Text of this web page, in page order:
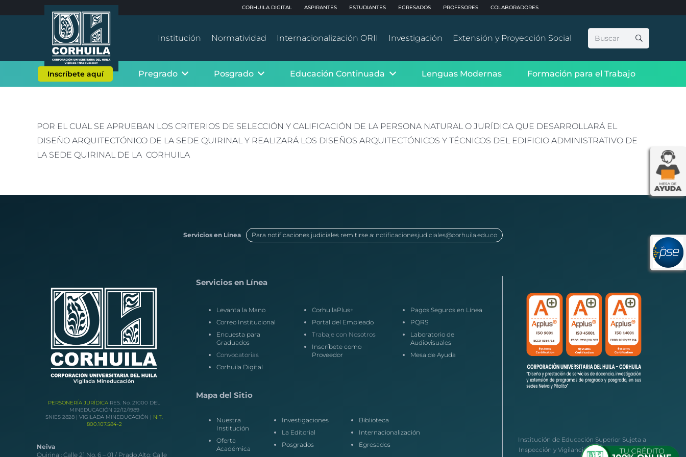
CORHUILA DIGITAL ASPIRANTES ESTUDIANTES EGRESADOS PROFESORES COLABORADORES
Institución Normatividad Internacionalización ORII Investigación Extensión y Proyección Social Buscar:
Inscríbete aquí Pregrado Posgrado Educación Continuada Lenguas Modernas Formación para el Trabajo
POR EL CUAL SE APRUEBAN LOS CRITERIOS DE SELECCIÓN Y CALIFICACIÓN DE LA PERSONA NATURAL O JURÍDICA QUE DESARROLLARÁ EL
DISEÑO ARQUITECTÓNICO DE LA SEDE QUIRINAL Y REALIZARÁ LOS DISEÑOS ARQUITECTÓNICOS Y TÉCNICOS DEL EDIFICIO ADMINISTRATIVO DE
LA SEDE QUIRINAL DE LA CORHUILA
Servicios en Línea Para notificaciones judiciales remitirse a: notificacionesjudiciales@corhuila.edu.co
PERSONERÍA JURÍDICA RES. No. 21000 DEL
MINEDUCACIÓN 22/12/1989
SNIES 2828 | VIGILADA MINEDUCACIÓN | NIT.
800.107.584-2
Neiva
Quirinal: Calle 21 No. 6 – 01 / Prado Alto: Calle
Servicios en Línea
Levanta la Mano
Correo Institucional
Encuesta para
Graduados
Convocatorias
Corhuila Digital
CorhuilaPlus+
Portal del Empleado
Trabaje con Nosotros
Inscríbete como
Proveedor
Pagos Seguros en Línea
PQRS
Laboratorio de
Audiovisuales
Mesa de Ayuda
Mapa del Sitio
Nuestra
Institución
Oferta
Académica
Investigaciones
La Editorial
Posgrados
Biblioteca
Internacionalización
Egresados
Institución de Educación Superior Sujeta a
Inspección y Vigilancia por el Ministerio de